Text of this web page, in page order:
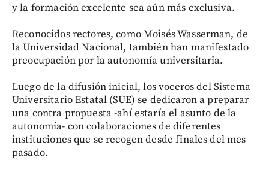
y la formación excelente sea aún más exclusiva.
Reconocidos rectores, como Moisés Wasserman, de
la Universidad Nacional, también han manifestado
preocupación por la autonomía universitaria.
Luego de la difusión inicial, los voceros del Sistema
Universitario Estatal (SUE) se dedicaron a preparar
una contra propuesta -ahí estaría el asunto de la
autonomía- con colaboraciones de diferentes
instituciones que se recogen desde finales del mes
pasado.